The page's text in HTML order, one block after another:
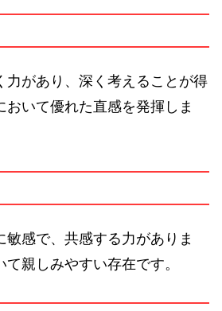
力があり、深く考えることが得
おいて優れた直感を発揮しま
敏感で、共感する力がありま
親しみやすい存在です。